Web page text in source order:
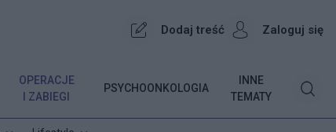
Dodaj treść Zaloguj się
OPERACJE
I ZABIEGI
PSYCHOONKOLOGIA
INNE
TEMATY